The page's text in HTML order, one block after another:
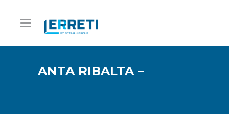
ANTA RIBALTA –